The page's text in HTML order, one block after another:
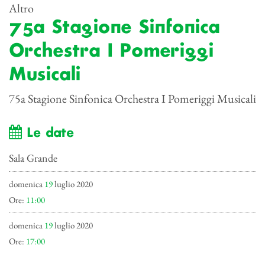
Altro
75a Stagione Sinfonica
Orchestra I Pomeriggi
Musicali
75a Stagione Sinfonica Orchestra I Pomeriggi Musicali
Le date
Sala Grande
domenica 19luglio 2020
Ore: 11:00
domenica 19luglio 2020
Ore: 17:00